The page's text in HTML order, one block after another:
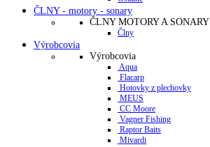
ČLNY - motory - sonary
ČLNY MOTORY A SONARY
Člny
Výrobcovia
Výrobcovia
Aqua
Flacarp
Hotovky z plechovky
MEUS
CC Moore
Vagner Fishing
Raptor Baits
Mivardi